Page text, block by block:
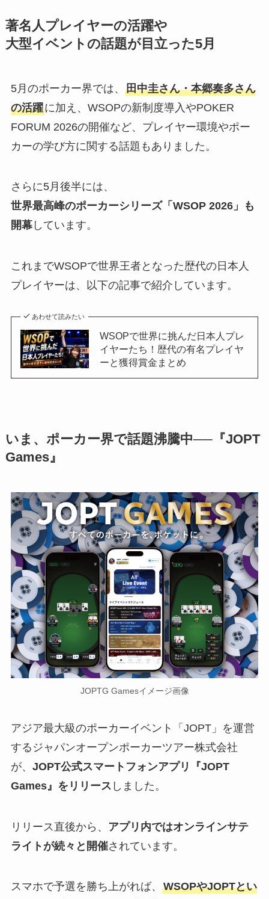
著名人プレイヤーの活躍や
大型イベントの話題が目立った5月
5月のポーカー界では、 田中圭さん・本郷奏多さん
の活躍に加え、WSOPの新制度導入やPOKER
FORUM 2026の開催など、プレイヤー環境やポー
カーの学び方に関する話題もありました。
さらに5月後半には、
世界最高峰のポーカーシリーズ「WSOP 2026」も
開幕しています。
これまでWSOPで世界王者となった歴代の日本人
プレイヤーは、以下の記事で紹介しています。
あわせて読みたい
WSOPで世界に挑んだ日本人プレ
イヤーたち！歴代の有名プレイヤ
ーと獲得賞金まとめ
いま、ポーカー界で話題沸騰中──『JOPT
Games』
JOPTG Gamesイメージ画像
アジア最大級のポーカーイベント「JOPT」を運営
するジャパンオープンポーカーツアー株式会社
が、 JOPT公式スマートフォンアプリ『JOPT
Games』をリリース しました。
リリース直後から、 アプリ内ではオンラインサテ
ライトが続々と開催されています。
スマホで予選を勝ち上がれば、 WSOPやJOPTとい